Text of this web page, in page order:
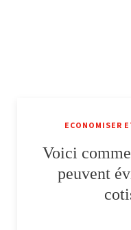
ECONOMISER
Voici
peuvent